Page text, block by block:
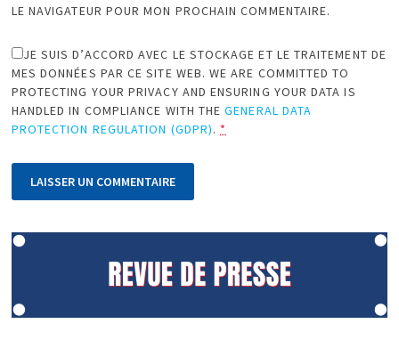
LE NAVIGATEUR POUR MON PROCHAIN COMMENTAIRE.
JE SUIS D’ACCORD AVEC LE STOCKAGE ET LE TRAITEMENT DE
MES DONNÉES PAR CE SITE WEB. WE ARE COMMITTED TO
PROTECTING YOUR PRIVACY AND ENSURING YOUR DATA IS
HANDLED IN COMPLIANCE WITH THEGENERAL DATA
PROTECTION REGULATION (GDPR). *